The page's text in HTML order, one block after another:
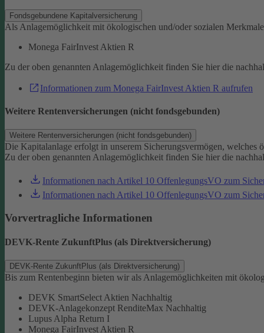
Fondsgebundene Kapitalversicherung
Als Anlagemöglichkeit mit ökologischen und/oder sozialen
Monega FairInvest Aktien R
Zu der oben genannten Anlagemöglichkeit finden Sie hier die
Informationen zum Monega FairInvest Aktien R aufrufen
Weitere Rentenversicherungen (nicht fondsgebunden)
Weitere Rentenversicherungen (nicht fondsgebunden)
Die Kapitalanlage erfolgt in unserem Sicherungsvermögen, welches
Zu der oben genannten Anlagemöglichkeit finden Sie hier die
Informationen nach Artikel 10 OffenlegungsVO zum
Informationen nach Artikel 10 OffenlegungsVO zum
Vorvertragliche Informationen
DEVK-Rente ZukunftPlus (als Direktversicherung)
DEVK-Rente ZukunftPlus (als Direktversicherung)
Bis zum Rentenbeginn bieten wir als Anlagemöglichkeiten mit
DEVK SmartSelect Aktien Nachhaltig
DEVK-Anlagekonzept RenditeMax Nachhaltig
Lupus Alpha Return I
Monega FairInvest Aktien R